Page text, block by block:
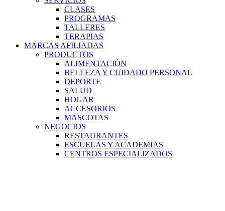
CLASES
PROGRAMAS
TALLERES
TERAPIAS
MARCAS AFILIADAS
PRODUCTOS
ALIMENTACIÓN
BELLEZA Y CUIDADO PERSONAL
DEPORTE
SALUD
HOGAR
ACCESORIOS
MASCOTAS
NEGOCIOS
RESTAURANTES
ESCUELAS Y ACADEMIAS
CENTROS ESPECIALIZADOS